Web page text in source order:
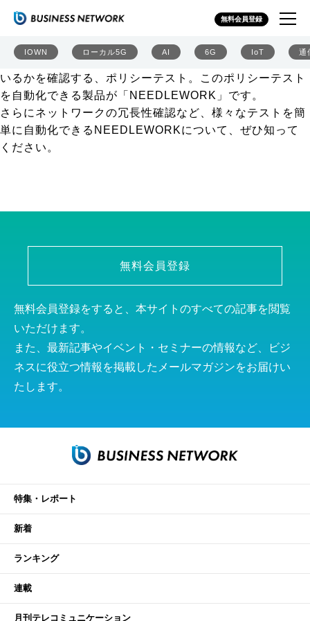
無料会員登録
IOWN ローカル5G AI 6G IoT 通
ファイアウォールとネットワークの「テスト自動化」で工
数削減・トラブルゼロに
ファイアウォールのセキュリティポリシーやルーター・L3
スイッチのアクセスリストが要件通りに正しく設定されて
いるかを確認する、ポリシーテスト。このポリシーテスト
を自動化できる製品が「NEEDLEWORK」です。
さらにネットワークの冗長性確認など、様々なテストを簡
単に自動化できるNEEDLEWORKについて、ぜひ知って
ください。
無料会員登録
無料会員登録をすると、本サイトのすべての記事を閲覧
いただけます。
また、最新記事やイベント・セミナーの情報など、ビジ
ネスに役立つ情報を掲載したメールマガジンをお届けい
たします。
特集・レポート
新着
ランキング
連載
月刊テレコミュニケーション